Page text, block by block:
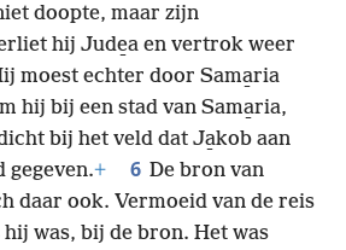
doopte, maar zijn
hij Jude̱a en vertrok weer
moest echter door Sama̱ria
hij bij een stad van Sama̱ria,
bij het veld dat Ja̱kob aan
gegeven.+ 6 De bron van
daar ook. Vermoeid van de reis
hij was, bij de bron. Het was